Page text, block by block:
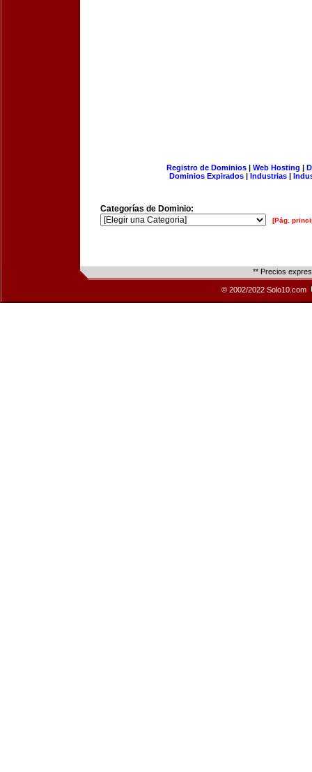
Registro de Dominios| Web Hosting |
Dominios Expirados | Industrias |
Categorías de Dominio:
[Pág.
** Precios
© 2002/2022 Solo10.com